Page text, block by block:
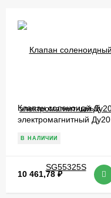
Клапан соленоидный
электромагнитный Ду20
В НАЛИЧИИ
10 461,78₽